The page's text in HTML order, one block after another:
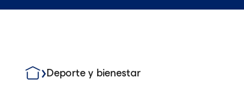
Deporte y bienestar